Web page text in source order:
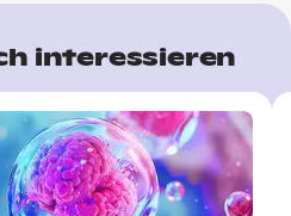
interessieren